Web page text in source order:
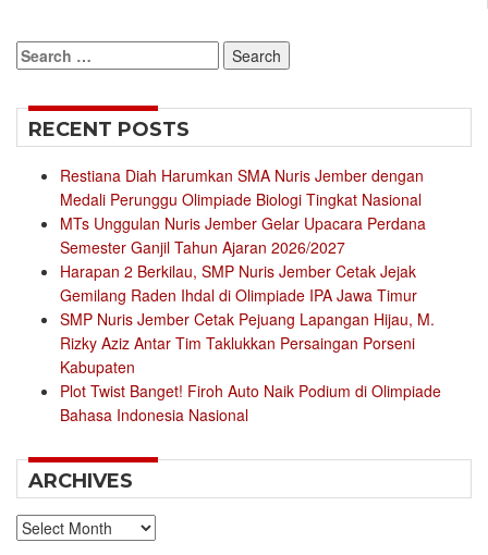
Search
for:
RECENT POSTS
Restiana Diah Harumkan SMA Nuris Jember dengan
Medali Perunggu Olimpiade Biologi Tingkat Nasional
MTs Unggulan Nuris Jember Gelar Upacara Perdana
Semester Ganjil Tahun Ajaran 2026/2027
Harapan 2 Berkilau, SMP Nuris Jember Cetak Jejak
Gemilang Raden Ihdal di Olimpiade IPA Jawa Timur
SMP Nuris Jember Cetak Pejuang Lapangan Hijau, M.
Rizky Aziz Antar Tim Taklukkan Persaingan Porseni
Kabupaten
Plot Twist Banget! Firoh Auto Naik Podium di Olimpiade
Bahasa Indonesia Nasional
ARCHIVES
Archives